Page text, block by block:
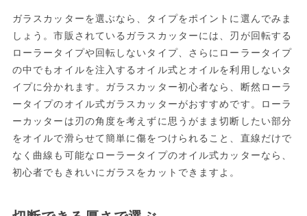
ガラスカッターを選ぶなら、タイプをポイントに選んでみま
しょう。市販されているガラスカッターには、刃が回転する
ローラータイプや回転しないタイプ、さらにローラータイプ
の中でもオイルを注入するオイル式とオイルを利用しないタ
イプに分かれます。ガラスカッター初心者なら、断然ローラ
ータイプのオイル式ガラスカッターがおすすめです。ローラ
ーカッターは刃の角度を考えずに思うがまま切断したい部分
をオイルで滑らせて簡単に傷をつけられること、直線だけで
なく曲線も可能なローラータイプのオイル式カッターなら、
初心者でもきれいにガラスをカットできますよ。